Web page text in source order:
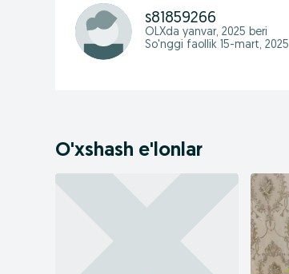
s81859266
OLXda yanvar, 2025 beri
So'nggi faollik 15-mart, 2025
O'xshash e'lonlar